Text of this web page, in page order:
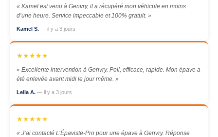
« Kamel est venu à Genvry, il a récupéré mon véhicule en moins
d’une heure. Service impeccable et 100% gratuit. »
Kamel S. — il y a 3 jours
★★★★★
« Excellente intervention à Genvry. Poli, efficace, rapide. Mon épave a
été enlevée avant midi le jour même. »
Leila A. — il y a 3 jours
★★★★★
« J’ai contacté L’Épaviste-Pro pour une épave à Genvry. Réponse